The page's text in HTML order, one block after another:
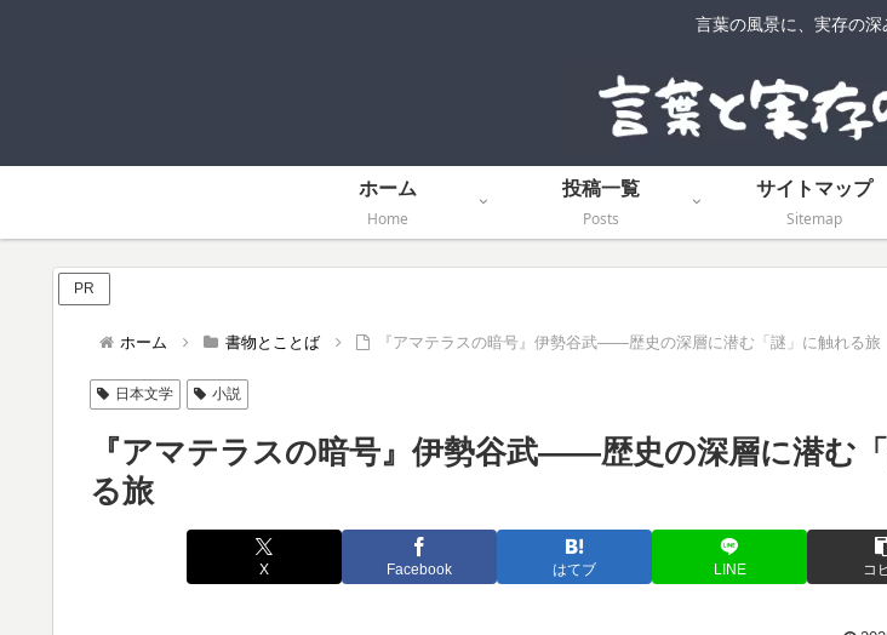
言葉の風景に、実存の深
ホーム
Home
投稿一覧
Posts
サイトマップ
Sitemap
PR
ホーム 書物とことば 『アマテラスの暗号』伊勢谷武――歴史の深層に潜む「謎」に触れる旅
日本文学 小説
『アマテラスの暗号』伊勢谷武――歴史の深層に潜む
る旅
X Facebook はてブ LINE コ